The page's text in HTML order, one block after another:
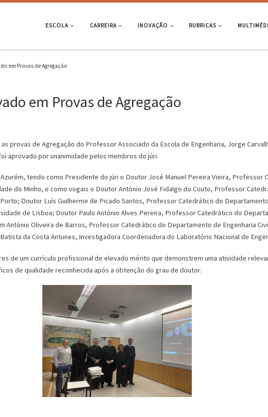
ESCOLA CARREIRA INOVAÇÃO RUBRICAS
em Provas de Agregação
em Provas de Agregação
provas de Agregação do Professor Associado da Escola de Engenharia, Jorge
aprovado por unanimidade pelos membros do júri.
tendo como Presidente do júri o Doutor José Manuel Pereira Vieira, Professor
do Minho, e como vogais o Doutor António José Fidalgo do Couto, Professor
Doutor Luís Guilherme de Picado Santos, Professor Catedrático do
de Lisboa; Doutor Paulo António Alves Pereira, Professor Catedrático do
António Oliveira de Barros, Professor Catedrático do Departamento de Engenharia
da Costa Antunes, Investigadora Coordenadora do Laboratório Nacional de
de um currículo profissional de elevado mérito que demonstrem uma atividade
de qualidade reconhecida após a obtenção do grau de doutor.